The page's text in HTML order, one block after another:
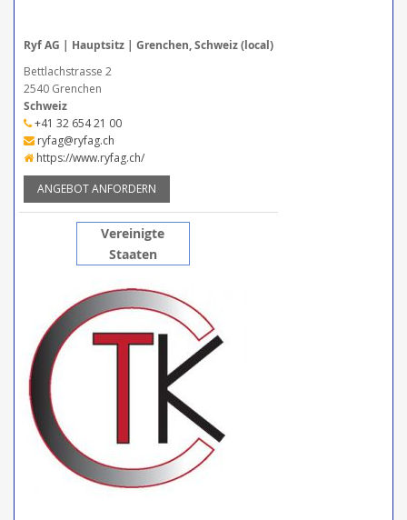
Ryf AG | Hauptsitz | Grenchen, Schweiz (local)
Bettlachstrasse 2
2540 Grenchen
Schweiz
+41 32 654 21 00
ryfag@ryfag.ch
https://www.ryfag.ch/
ANGEBOT ANFORDERN
Vereinigte
Staaten